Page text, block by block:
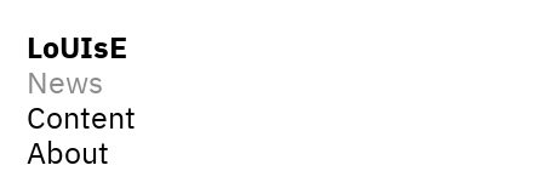
LoUIsE
News
Content
About